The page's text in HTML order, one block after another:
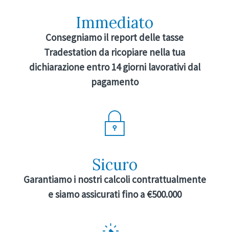
Immediato
Consegniamo il report delle tasse
Tradestation da ricopiare nella tua
dichiarazione entro 14 giorni lavorativi dal
pagamento
Sicuro
Garantiamo i nostri calcoli contrattualmente
e siamo assicurati fino a €500.000